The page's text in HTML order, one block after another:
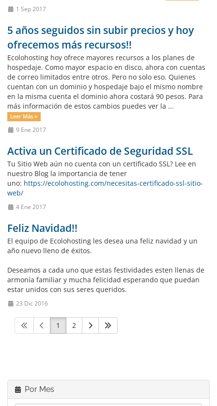
1 Sep 2017
5 años seguidos sin subir precios y hoy
ofrecemos más recursos!!
Ecolohosting hoy ofrece mayores recursos a los planes de
hospedaje. Como mayor espacio en disco, ahora con cuentas
de correo limitados entre otros. Pero no solo eso. Quienes
cuentan con un dominio y hospedaje bajo el mismo nombre
en la misma cuenta el dominio ahora costará 90 pesos. Para
más información de estos cambios puedes ver la ...
Leer Más »
9 Ene 2017
Activa un Certificado de Seguridad SSL
Tu Sitio Web aún no cuenta con un certificado SSL? Lee en
nuestro Blog la importancia de tener
uno: https://ecolohosting.com/necesitas-certificado-ssl-sitio-
web/
4 Ene 2017
Feliz Navidad!!
El equipo de Ecolohosting les desea una feliz navidad y un
año nuevo lleno de éxitos.
Deseamos a cada uno que estas festividades esten llenas de
armonía familiar y mucha felicidad esperando que puedan
estar unidos con sus seres queridos.
23 Dic 2016
1 2
Por Mes